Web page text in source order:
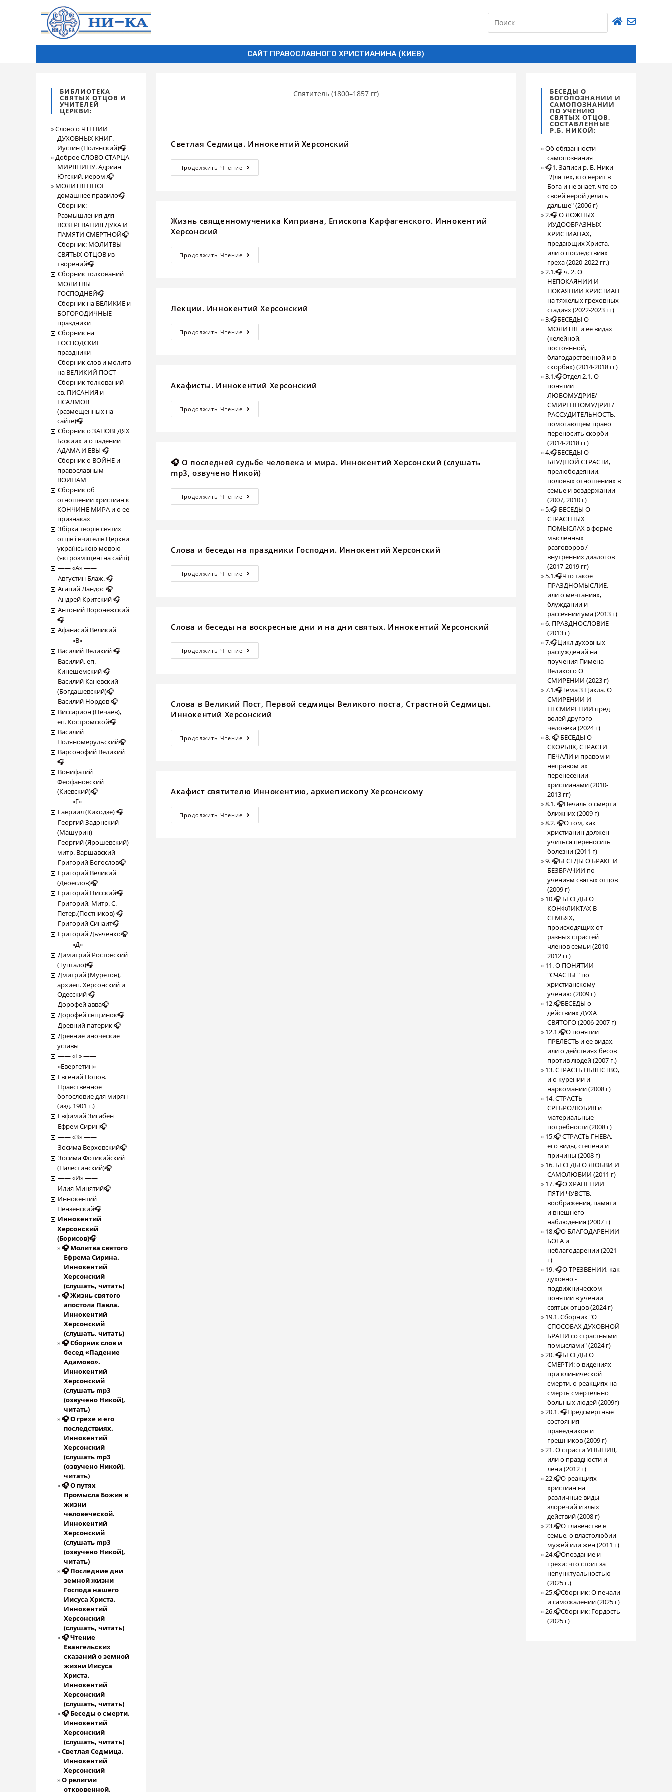
САЙТ ПРАВОСЛАВНОГО ХРИСТИАНИНА (КИЕВ)
Святитель (1800–1857 гг)
Светлая Седмица. Иннокентий Херсонский
Продолжить Чтение
Жизнь священномученика Киприана, Епископа Карфагенского. Иннокентий
Херсонский
Продолжить Чтение
Лекции. Иннокентий Херсонский
Продолжить Чтение
Акафисты. Иннокентий Херсонский
Продолжить Чтение
🎧 О последней судьбе человека и мира. Иннокентий Херсонский (слушать
mp3, озвучено Никой)
Продолжить Чтение
Слова и беседы на праздники Господни. Иннокентий Херсонский
Продолжить Чтение
Слова и беседы на воскресные дни и на дни святых. Иннокентий Херсонский
Продолжить Чтение
Слова в Великий Пост, Первой седмицы Великого поста, Страстной Седмицы.
Иннокентий Херсонский
Продолжить Чтение
Акафист святителю Иннокентию, архиепископу Херсонскому
Продолжить Чтение
БИБЛИОТЕКА
СВЯТЫХ ОТЦОВ И
УЧИТЕЛЕЙ
ЦЕРКВИ:
Слово о ЧТЕНИИ
ДУХОВНЫХ КНИГ.
Иустин (Полянский)🎧
Доброе СЛОВО СТАРЦА
МИРЯНИНУ. Адриан
Югский, иером.🎧
МОЛИТВЕННОЕ
домашнее правило🎧
Сборник:
Размышления для
ВОЗГРЕВАНИЯ ДУХА И
ПАМЯТИ СМЕРТНОЙ🎧
Сборник: МОЛИТВЫ
СВЯТЫХ ОТЦОВ из
творений🎧
Сборник толкований
МОЛИТВЫ
ГОСПОДНЕЙ🎧
Сборник на ВЕЛИКИЕ и
БОГОРОДИЧНЫЕ
праздники
Сборник на
ГОСПОДСКИЕ
праздники
Сборник слов и молитв
на ВЕЛИКИЙ ПОСТ
Сборник толкований
св. ПИСАНИЯ и
ПСАЛМОВ
(размещенных на
сайте)🎧
Сборник о ЗАПОВЕДЯХ
Божиих и о падении
АДАМА И ЕВЫ 🎧
Сборник о ВОЙНЕ и
православным
ВОИНАМ
Сборник об
отношении христиан к
КОНЧИНЕ МИРА и о ее
признаках
Збірка творів святих
отців і вчителів Церкви
українською мовою
(які розміщені на сайті)
―― «А» ――
Августин Блаж. 🎧
Агапий Ландос 🎧
Андрей Критский 🎧
Антоний Воронежский
🎧
Афанасий Великий
―― «В» ――
Василий Великий 🎧
Василий, еп.
Кинешемский 🎧
Василий Каневский
(Богдашевский)🎧
Василий Нордов 🎧
Виссарион (Нечаев),
еп. Костромской🎧
Василий
Поляномерульский🎧
Варсонофий Великий
🎧
Вонифатий
Феофановский
(Киевский)🎧
―― «Г» ――
Гавриил (Кикодзе) 🎧
Георгий Задонский
(Машурин)
Георгий (Ярошевский)
митр. Варшавский
Григорий Богослов🎧
Григорий Великий
(Двоеслов)🎧
Григорий Нисский🎧
Григорий, Митр. С.-
Петер.(Постников) 🎧
Григорий Синаит🎧
Григорий Дьяченко🎧
―― «Д» ――
Димитрий Ростовский
(Туптало)🎧
Дмитрий (Муретов),
архиеп. Херсонский и
Одесский 🎧
Дорофей авва🎧
Дорофей свщ.инок🎧
Древний патерик 🎧
Древние иноческие
уставы
―― «Е» ――
«Евергетин»
Евгений Попов.
Нравственное
богословие для мирян
(изд. 1901 г.)
Евфимий Зигабен
Ефрем Сирин🎧
―― «З» ――
Зосима Верховский🎧
Зосима Фотикийский
(Палестинский)🎧
―― «И» ――
Илия Минятий🎧
Иннокентий
Пензенский🎧
Иннокентий
Херсонский
(Борисов)🎧
🎧 Молитва святого
Ефрема Сирина.
Иннокентий
Херсонский
(слушать, читать)
🎧 Жизнь святого
апостола Павла.
Иннокентий
Херсонский
(слушать, читать)
🎧 Сборник слов и
бесед «Падение
Адамово».
Иннокентий
Херсонский
(слушать mp3
(озвучено Никой),
читать)
🎧 О грехе и его
последствиях.
Иннокентий
Херсонский
(слушать mp3
(озвучено Никой),
читать)
🎧 О путях
Промысла Божия в
жизни
человеческой.
Иннокентий
Херсонский
(слушать mp3
(озвучено Никой),
читать)
🎧 Последние дни
земной жизни
Господа нашего
Иисуса Христа.
Иннокентий
Херсонский
(слушать, читать)
🎧 Чтение
Евангельских
сказаний о земной
жизни Иисуса
Христа.
Иннокентий
Херсонский
(слушать, читать)
🎧 Беседы о смерти.
Иннокентий
Херсонский
(слушать, читать)
Светлая Седмица.
Иннокентий
Херсонский
О религии
откровенной.
БЕСЕДЫ О
БОГОПОЗНАНИИ И
САМОПОЗНАНИИ
ПО УЧЕНИЮ
СВЯТЫХ ОТЦОВ,
СОСТАВЛЕННЫЕ
Р.Б. НИКОЙ:
Об обязанности
самопознания
🎧1. Записи р. Б. Ники
"Для тех, кто верит в
Бога и не знает, что со
своей верой делать
дальше" (2006 г)
2.🎧 О ЛОЖНЫХ
ИУДООБРАЗНЫХ
ХРИСТИАНАХ,
предающих Христа,
или о последствиях
греха (2020-2022 гг.)
2.1.🎧 ч. 2. О
НЕПОКАЯНИИ И
ПОКАЯНИИ ХРИСТИАН
на тяжелых греховных
стадиях (2022-2023 гг)
3.🎧БЕСЕДЫ О
МОЛИТВЕ и ее видах
(келейной,
постоянной,
благодарственной и в
скорбях) (2014-2018 гг)
3.1.🎧Отдел 2.1. О
понятии
ЛЮБОМУДРИЕ/
СМИРЕННОМУДРИЕ/
РАССУДИТЕЛЬНОСТЬ,
помогающем право
переносить скорби
(2014-2018 гг)
4.🎧БЕСЕДЫ О
БЛУДНОЙ СТРАСТИ,
прелюбодеянии,
половых отношениях в
семье и воздержании
(2007, 2010 г)
5.🎧 БЕСЕДЫ О
СТРАСТНЫХ
ПОМЫСЛАХ в форме
мысленных
разговоров /
внутренних диалогов
(2017-2019 гг)
5.1.🎧Что такое
ПРАЗДНОМЫСЛИЕ,
или о мечтаниях,
блуждании и
рассеянии ума (2013 г)
6. ПРАЗДНОСЛОВИЕ
(2013 г)
7.🎧Цикл духовных
рассуждений на
поучения Пимена
Великого О
СМИРЕНИИ (2023 г)
7.1.🎧Тема 3 Цикла. О
СМИРЕНИИ И
НЕСМИРЕНИИ пред
волей другого
человека (2024 г)
8. 🎧 БЕСЕДЫ О
СКОРБЯХ, СТРАСТИ
ПЕЧАЛИ и правом и
неправом их
перенесении
христианами (2010-
2013 гг)
8.1. 🎧Печаль о смерти
ближних (2009 г)
8.2. 🎧О том, как
христианин должен
учиться переносить
болезни (2011 г)
9. 🎧БЕСЕДЫ О БРАКЕ И
БЕЗБРАЧИИ по
учениям святых отцов
(2009 г)
10.🎧 БЕСЕДЫ О
КОНФЛИКТАХ В
СЕМЬЯХ,
происходящих от
разных страстей
членов семьи (2010-
2012 гг)
11. О ПОНЯТИИ
"СЧАСТЬЕ" по
христианскому
учению (2009 г)
12.🎧БЕСЕДЫ о
действиях ДУХА
СВЯТОГО (2006-2007 г)
12.1.🎧О понятии
ПРЕЛЕСТЬ и ее видах,
или о действиях бесов
против людей (2007 г.)
13. СТРАСТЬ ПЬЯНСТВО,
и о курении и
наркомании (2008 г)
14. СТРАСТЬ
СРЕБРОЛЮБИЯ и
материальные
потребности (2008 г)
15.🎧 СТРАСТЬ ГНЕВА,
его виды, степени и
причины (2008 г)
16. БЕСЕДЫ О ЛЮБВИ И
САМОЛЮБИИ (2011 г)
17. 🎧О ХРАНЕНИИ
ПЯТИ ЧУВСТВ,
воображения, памяти
и внешнего
наблюдения (2007 г)
18.🎧О БЛАГОДАРЕНИИ
БОГА и
неблагодарении (2021
г)
19. 🎧О ТРЕЗВЕНИИ, как
духовно -
подвижническом
понятии в учении
святых отцов (2024 г)
19.1. Сборник "О
СПОСОБАХ ДУХОВНОЙ
БРАНИ со страстными
помыслами" (2024 г)
20. 🎧БЕСЕДЫ О
СМЕРТИ: о видениях
при клинической
смерти, о реакциях на
смерть смертельно
больных людей (2009г)
20.1. 🎧Предсмертные
состояния
праведников и
грешников (2009 г)
21. О страсти УНЫНИЯ,
или о праздности и
лени (2012 г)
22.🎧О реакциях
христиан на
различные виды
злоречий и злых
действий (2008 г)
23.🎧О главенстве в
семье, о властолюбии
мужей или жен (2011 г)
24.🎧Опоздание и
грехи: что стоит за
непунктуальностью
(2025 г.)
25.🎧Сборник: О печали
и саможалении (2025 г)
26.🎧Сборник: Гордость
(2025 г)